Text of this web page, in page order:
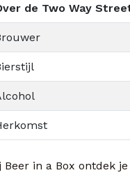
de Two Way
Beer in a Box ontdek